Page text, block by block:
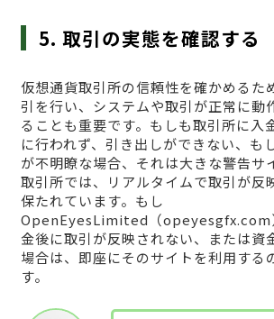
5. 取引の実態を確認する
仮想通貨取引所の信頼性を確かめるた
引を行い、システムや取引が正常に動
ることも重要です。もしも取引所に入
に行われず、引き出しができない、も
が不明瞭な場合、それは大きな警告サ
取引所では、リアルタイムで取引が反
保たれています。もし
OpenEyesLimited（opeyesgfx.com
金後に取引が反映されない、または資
場合は、即座にそのサイトを利用する
す。